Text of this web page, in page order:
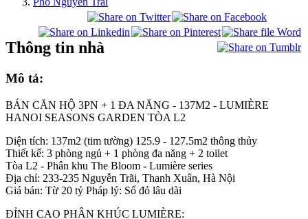
Thông tin nhà
Mô tả:
BÁN CĂN HỘ 3PN + 1 ĐA NĂNG - 137M2 - LUMIÈRE
HANOI SEASONS GARDEN TÒA L2
Diện tích: 137m2 (tim tường) 125.9 - 127.5m2 thông thủy
Thiết kế: 3 phòng ngủ + 1 phòng đa năng + 2 toilet
Tòa L2 - Phân khu The Bloom - Lumière series
Địa chỉ: 233-235 Nguyễn Trãi, Thanh Xuân, Hà Nội
Giá bán: Từ 20 tỷ Pháp lý: Sổ đỏ lâu dài
ĐỈNH CAO PHÂN KHÚC LUMIÈRE: